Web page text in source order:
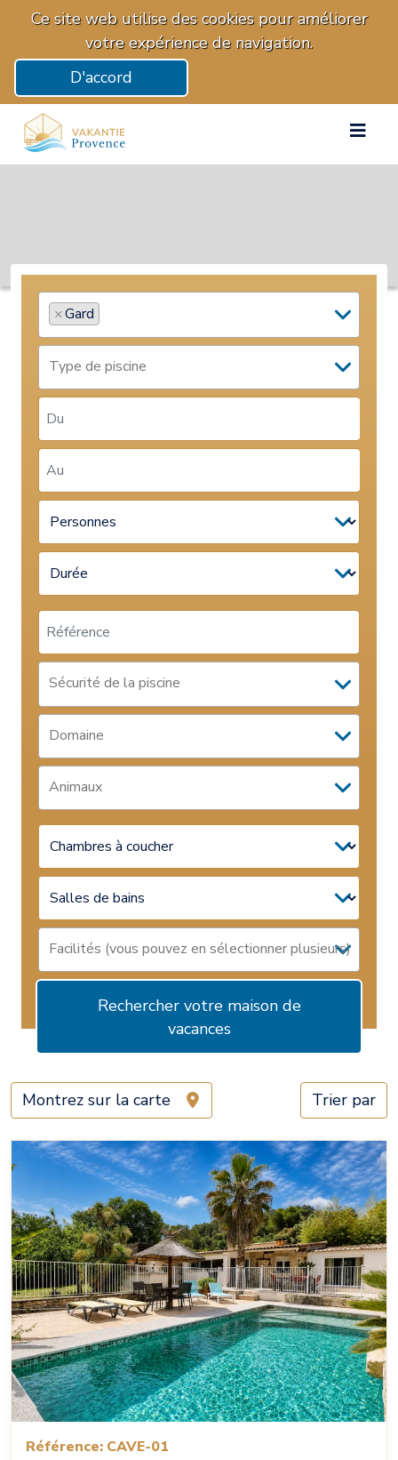
Ce site web utilise des cookies pour améliorer
votre expérience de navigation.
D'accord
×Gard
Rechercher votre maison de
vacances
Montrez sur la carte Trier par
Référence: CAVE-01